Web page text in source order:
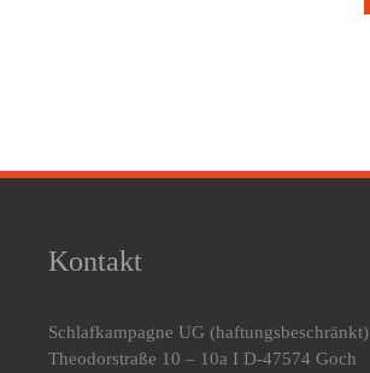
Kontakt
Schlafkampagne UG (haftungsbeschränkt)
Theodorstraße 10 – 10a I D-47574 Goch